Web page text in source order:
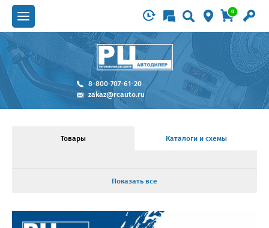
0
8-800-707-61-20
zakaz@rcauto.ru
Товары Каталоги и схемы
Показать все